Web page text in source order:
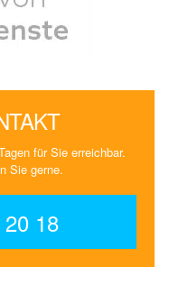
für Sie erreichbar.
Sie gerne.
18